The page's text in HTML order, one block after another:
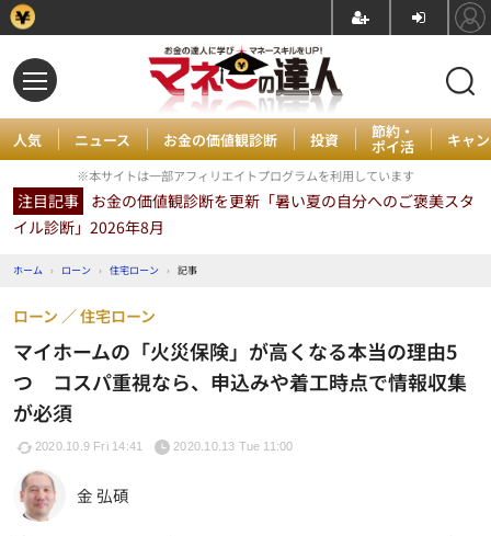
人気 ニュース お金の価値観診断 投資 節約・
ポイ活 キャ
※本サイトは一部アフィリエイトプログラムを利用しています
注目記事 お金の価値観診断を更新「暑い夏の自分へのご褒美スタ
イル診断」2026年8月
ホーム › ローン › 住宅ローン › 記事
マイホームの「火災保険」が高くなる本当の理由5
つ コスパ重視なら、申込みや着工時点で情報収集
が必須
ローン 住宅ローン
2020.10.9 Fri 14:41 2020.10.13 Tue 11:00
金 弘碩